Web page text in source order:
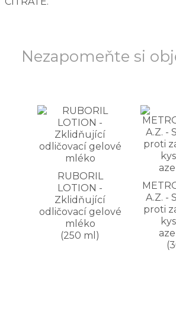
Nezapomeňte si
RUBORIL
LOTION -
Zklidňující
odličovací gelové
mléko
(250 ml)
A.Z. -
proti